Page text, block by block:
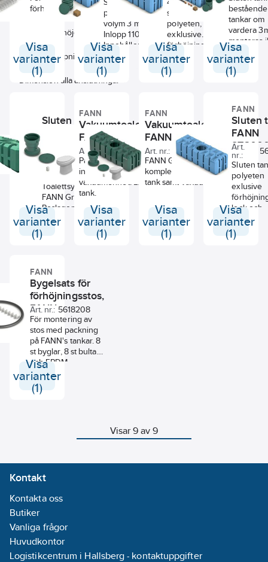
anslutningar
Anslutningshöjd inlopp
Antal dagöppningar
Dimension alla anslutningar
förhöjningsstos
Visa
varianter
(1)
polyeten med
volym 3 m3.
Inlopp 110 mm.
Innehåller
sluten tank ST
3000L
inklusive
bygelsats,
plastlock
PE700 och
batterdrivet
nivålarm.
Visa
varianter
(1)
sluten tank i
polyeten,
exklusive
förhöjningsstos,
lock och
nivålarm. Inlopp
110 mm.
Visa
varianter
(1)
tankar om
vardera
monteras
plats.
nivålarm.
Visa
varianter
(1)
Sluten
ST3000R
nr.:
5618396
Specialtank
Toalettsystem
FANN Green
Roslagen.
Endast tank.
Visa
varianter
(1)
FANN
Vakuumtoalettsystem,
FANN Green
Art. nr.:
7828109
Pall för FANN Green
inklusive toalett,
vakuumenhet. Exklusive
tank.
Visa
varianter
(1)
FANN
Vakuumtoalettsystem
FANN Green komplett
Art. nr.:
7828108
FANN Green, toalettsystem,
komplett med en toalett,
tank samt vakuumenhet.
Visa
varianter
(1)
FANN
Sluten
FANN
Art.
nr.:
Sluten
polyeten
exlusive
lock och
nivålarm.
110 mm.
Visa
varianter
(1)
FANN
Bygelsats för
förhöjningsstos,
FANN
Art. nr.: 5618208
För montering av
stos med packning
på FANN's tankar. 8
st byglar, 8 st bultar
och EPDM-
packning.
Visa
varianter
(1)
Visar 9 av 9
Kontakt
Kontakta oss
Butiker
Vanliga frågor
Huvudkontor
Logistikcentrum i Hallsberg - kontaktuppgifter